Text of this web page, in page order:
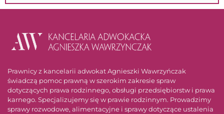
Prawnicy z kancelarii adwokat Agnieszki Wawrzyńczak
świadczą pomoc prawną w szerokim zakresie spraw
dotyczących prawa rodzinnego, obsługi przedsiębiorstw i prawa
karnego. Specjalizujemy się w prawie rodzinnym. Prowadzimy
sprawy rozwodowe, alimentacyjne i sprawy dotyczące ustalenia